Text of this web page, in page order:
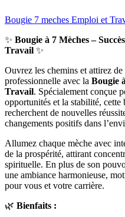
Bougie 7 meches Emploi et
✨ Bougie à 7 Mèches –
Travail ✨
Ouvrez les chemins et attirez
professionnelle avec la Bougie
Travail. Spécialement conçue
opportunités et la stabilité,
recherchent de nouvelles
changements positifs dans
Allumez chaque mèche avec
de la prospérité, attirant
spirituelle. En plus de son
une ambiance harmonieuse,
pour vous et votre carrière.
🌿 Bienfaits :